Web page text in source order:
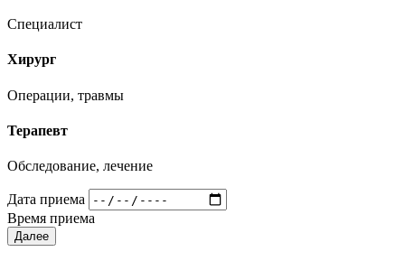
Специалист
Хирург
Операции, травмы
Терапевт
Обследование, лечение
Дата приема
Время приема
Далее